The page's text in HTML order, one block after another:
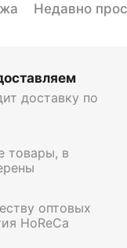
Недавно
доставку по
товары, в
оптовых
HoReCa